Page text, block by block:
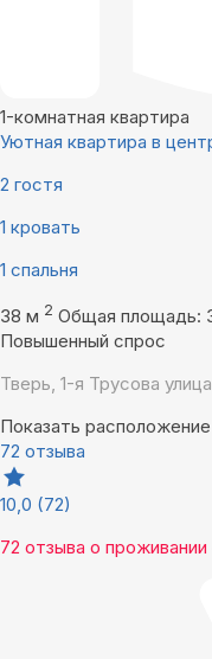
1-комнатная квартира
Уютная квартира в
2 гостя
1 кровать
1 спальня
38 м 2 Общая площадь:
Повышенный спрос
Тверь, 1-я Трусова
Показать
72 отзыва
10,0 (72)
72 отзыва о